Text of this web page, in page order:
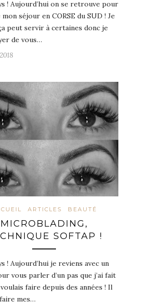
! Aujourd’hui on se retrouve pour
séjour en CORSE du SUD ! Je
peut servir à certaines donc je
de vous…
ARTICLES BEAUTÉ
MICROBLADING,
SOFTAP !
! Aujourd’hui je reviens avec un
vous parler d’un pas que j’ai fait
faire depuis des années ! Il
mes…